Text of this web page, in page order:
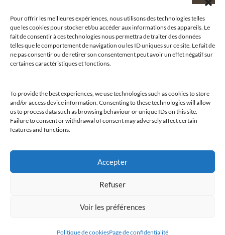
Pour offrir les meilleures expériences, nous utilisons des technologies telles
que les cookies pour stocker et/ou accéder aux informations des appareils. Le
fait de consentir à ces technologies nous permettra de traiter des données
telles que le comportement de navigation ou les ID uniques sur ce site. Le fait de
ne pas consentir ou de retirer son consentement peut avoir un effet négatif sur
certaines caractéristiques et fonctions.
To provide the best experiences, we use technologies such as cookies to store
and/or access device information. Consenting to these technologies will allow
us to process data such as browsing behaviour or unique IDs on this site.
Failure to consent or withdrawal of consent may adversely affect certain
features and functions.
Accepter
Refuser
Voir les préférences
Politique de cookiesPage de confidentialité